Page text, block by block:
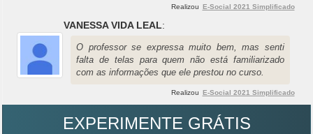
Realizou E-Social 2021 Simplificado
VANESSA VIDA LEAL:
O professor se expressa muito bem, mas senti
falta de telas para quem não está familiarizado
com as informações que ele prestou no curso.
Realizou E-Social 2021 Simplificado
EXPERIMENTE GRÁTIS